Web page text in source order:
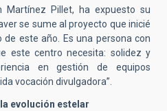
Martínez Pillet, ha expuesto su
se sume al proyecto que inicié
este año. Es una persona con
este centro necesita: solidez y
en gestión de equipos
vocación divulgadora”.
la evolución estelar